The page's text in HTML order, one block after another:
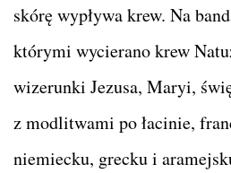
skórę wypływa krew. Na
którymi wycierano krew
wizerunki Jezusa, Maryi,
z modlitwami po łacinie,
niemiecku, grecku i